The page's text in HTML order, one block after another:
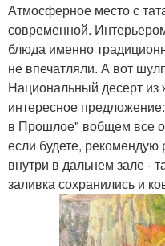
Атмосферное место с
современной.
блюда именно
не впечатляли. А вот
Национальный десерт из
интересное
в Прошлое" вобщем все
если будете, рекомендую
внутри в дальнем зале -
заливка сохранились и